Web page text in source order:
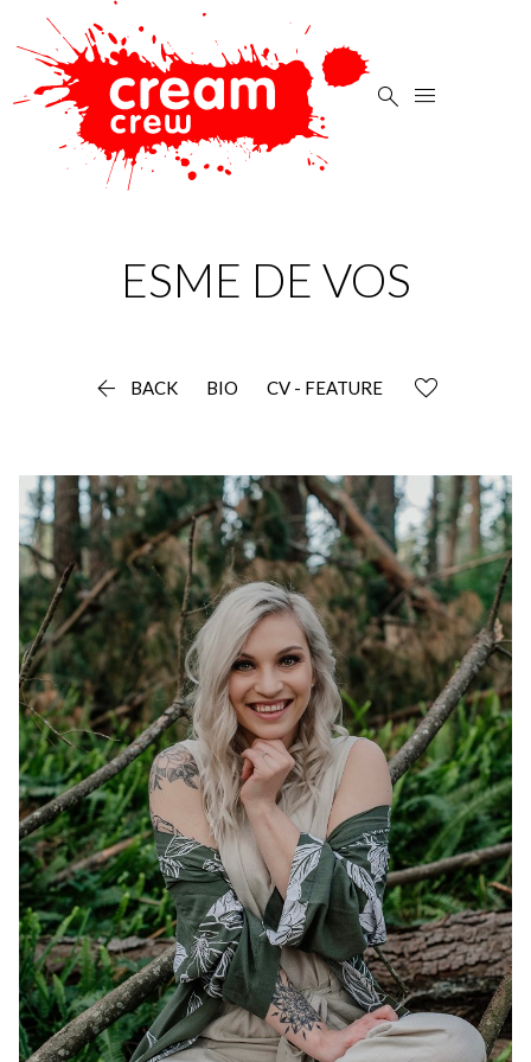
 
ESME DE VOS
 BACK BIO CV - FEATURE